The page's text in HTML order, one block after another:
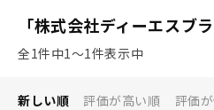
「株式会社ディーエスブラ
全1件中1〜1件表示中
新しい順 評価が高い順 評価